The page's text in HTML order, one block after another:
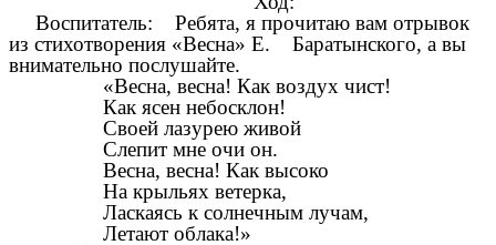
Воспитатель: Ребята, я прочитаю вам отрывок
из стихотворения «Весна» Е. Баратынского, а вы
внимательно послушайте.
«Весна, весна! Как воздух чист!
Как ясен небосклон!
Своей лазурею живой
Слепит мне очи он.
Весна, весна! Как высоко
На крыльях ветерка,
Ласкаясь к солнечным лучам,
Летают облака!»